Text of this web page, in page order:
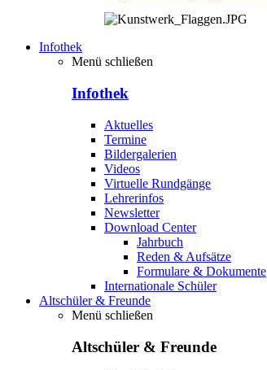
Infothek
Menü schließen
Infothek
Aktuelles
Termine
Bildergalerien
Videos
Virtuelle Rundgänge
Lehrerinfos
Newsletter
Download Center
Jahrbuch
Reden & Aufsätze
Formulare & Dokumente
Internationale Schüler
Altschüler & Freunde
Menü schließen
Altschüler & Freunde